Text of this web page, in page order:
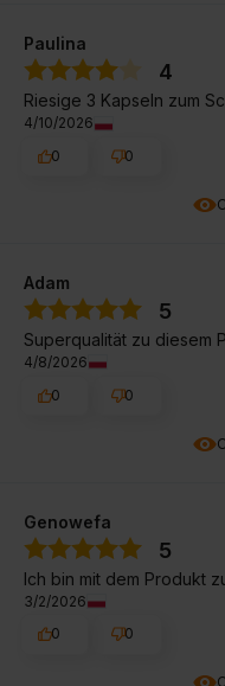
Paulina
4
Riesige 3 Kapseln zum
4/10/2026
0
0
Adam
5
Superqualität zu diesem
4/8/2026
0
0
Genowefa
5
Ich bin mit dem Produkt
3/2/2026
0
0